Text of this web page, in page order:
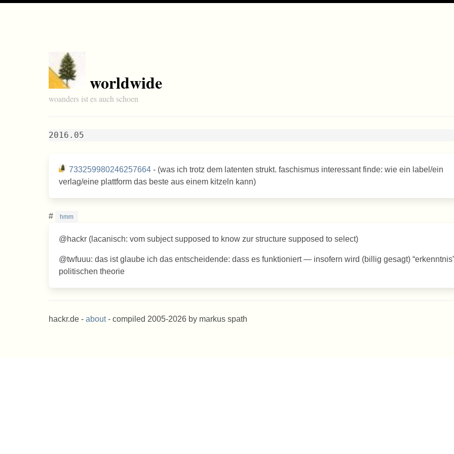
worldwide
woanders ist es auch schoen
2016.05
733259980246257664 - (was ich trotz dem latenten strukt. faschismus interessant finde: wie ein label/ein
verlag/eine plattform das beste aus einem kitzeln kann)
# hmm
@hackr (lacanisch: vom subject supposed to know zur structure supposed to select)
@twfuuu: das ist glaube ich das entscheidende: dass es funktioniert — insofern wird (billig gesagt)
politischen theorie
hackr.de - about- compiled 2005-2026 by markus spath